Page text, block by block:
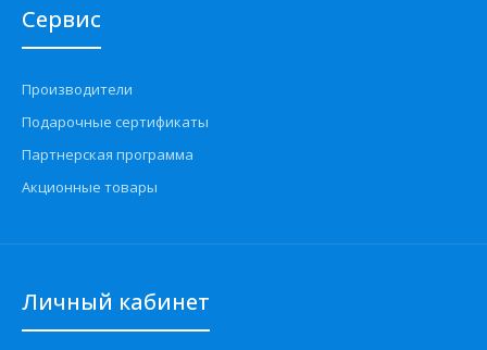
Сервис
Производители
Подарочные сертификаты
Партнерская программа
Акционные товары
Личный кабинет